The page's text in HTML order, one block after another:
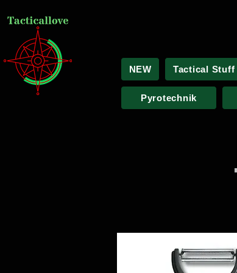
NEW Tactical Stuff
Pyrotechnik